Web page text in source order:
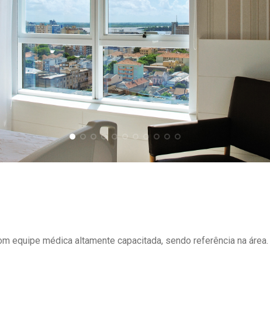
equipe médica altamente capacitada, sendo referência na área.